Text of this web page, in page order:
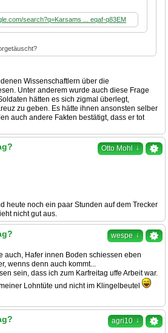
search?q=Karsams ... eqaf-q83EM
Wissenschaftlern über die
Unter anderem wurde auch diese Frage
hätten es sich zigmal überlegt,
zu geben. Es hätte ihnen ansonsten selber
auch andere Fakten bestätigt, dass er tot
Otto Mohl ↓
heute noch ein paar Stunden auf dem Trecker
nicht gut aus.
wespe ↓
auch, Hafer innen Boden schiessen eben
wenns denn auch kommt...
sein, dass ich zum Karfreitag uffe Arbeit war.
Lohntüte und nicht im Klingelbeutel
agri10 ↓